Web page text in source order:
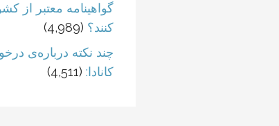
گواهینامه معتبر از
کنند؟ (4,989)
چند نکته درباره‌ی
کانادا: (4,511)